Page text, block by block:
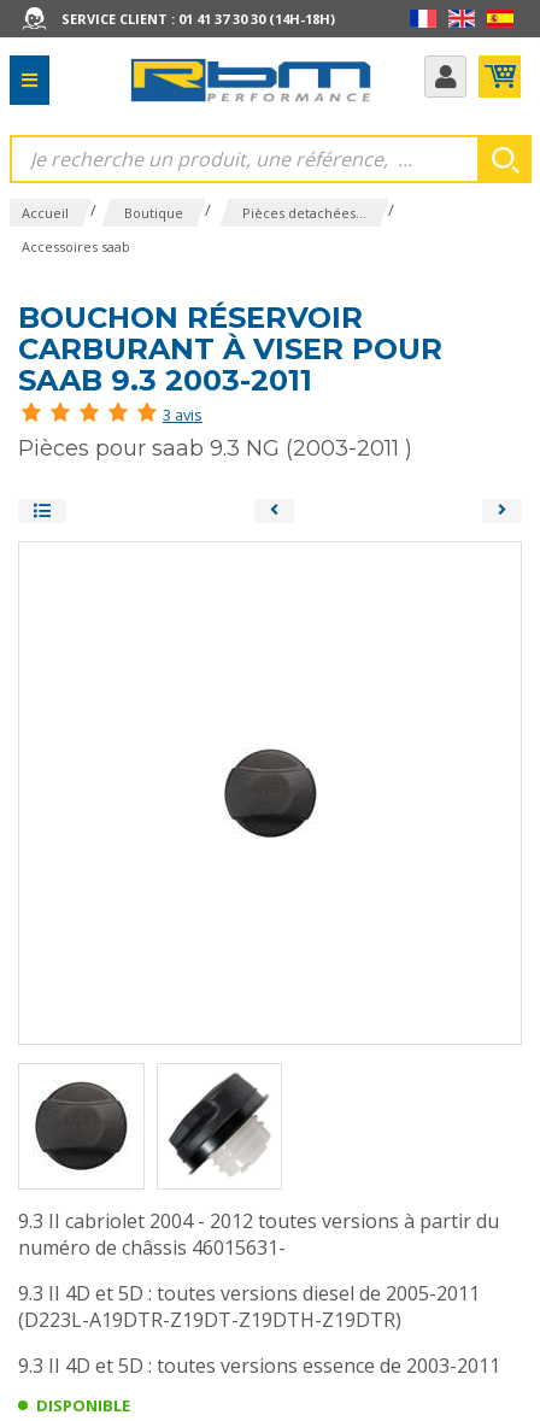
SERVICE CLIENT : 01 41 37 30 30 (14H-18H)
Accueil / Boutique / Pièces detachées... /
Accessoires saab
BOUCHON RÉSERVOIR
CARBURANT À VISER POUR
SAAB 9.3 2003-2011
3 avis
Pièces pour saab 9.3 NG (2003-2011 )
9.3 II cabriolet 2004 - 2012 toutes versions à partir du
numéro de châssis 46015631-
9.3 II 4D et 5D : toutes versions diesel de 2005-2011
(D223L-A19DTR-Z19DT-Z19DTH-Z19DTR)
9.3 II 4D et 5D : toutes versions essence de 2003-2011
DISPONIBLE